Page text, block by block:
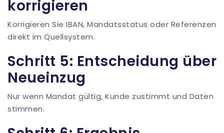
korrigieren
Korrigieren Sie IBAN, Mandatsstatus oder Referenzen
direkt im Quellsystem.
Schritt 5: Entscheidung über
Neueinzug
Nur wenn Mandat gültig, Kunde zustimmt und Daten
stimmen.